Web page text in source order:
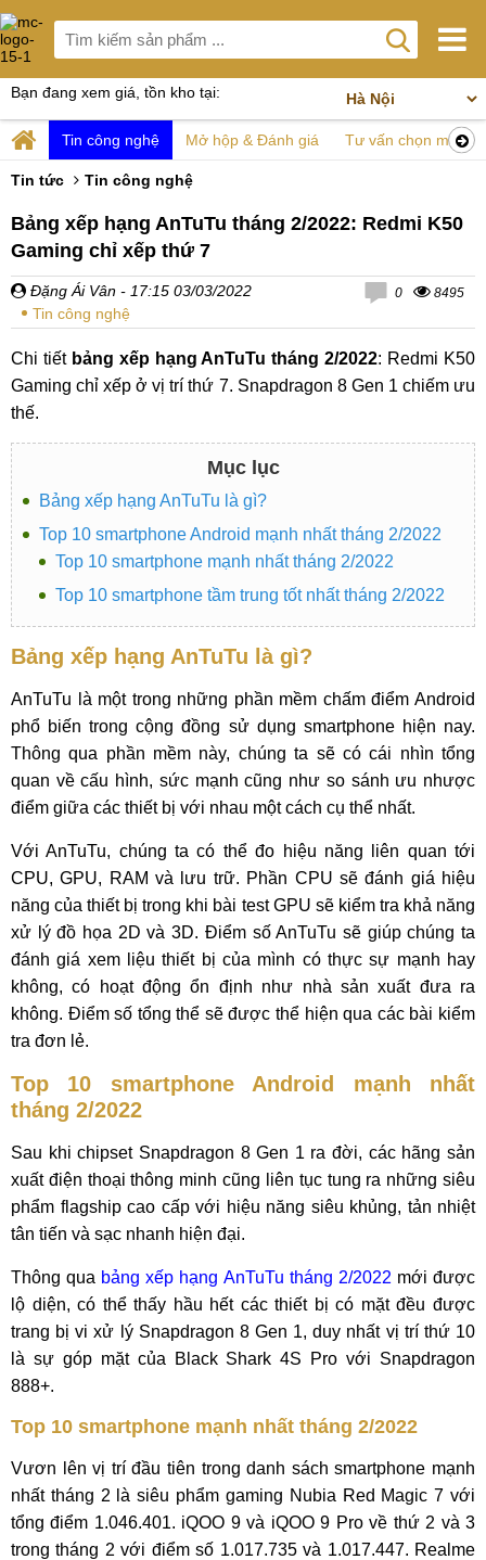
Bạn đang xem giá, tồn kho tại:
Tin công nghệ Mở hộp & Đánh giá Tư vấn chọn mua
Tin tức Tin công nghệ
Bảng xếp hạng AnTuTu tháng 2/2022: Redmi K50
Gaming chỉ xếp thứ 7
Đặng Ái Vân - 17:15 03/03/2022
Tin công nghệ
0 8495
Chi tiết bảng xếp hạng AnTuTu tháng 2/2022: Redmi K50
Gaming chỉ xếp ở vị trí thứ 7. Snapdragon 8 Gen 1 chiếm ưu
thế.
Mục lục
Bảng xếp hạng AnTuTu là gì?
Top 10 smartphone Android mạnh nhất tháng 2/2022
Top 10 smartphone mạnh nhất tháng 2/2022
Top 10 smartphone tầm trung tốt nhất tháng 2/2022
Bảng xếp hạng AnTuTu là gì?
AnTuTu là một trong những phần mềm chấm điểm Android
phổ biến trong cộng đồng sử dụng smartphone hiện nay.
Thông qua phần mềm này, chúng ta sẽ có cái nhìn tổng
quan về cấu hình, sức mạnh cũng như so sánh ưu nhược
điểm giữa các thiết bị với nhau một cách cụ thể nhất.
Với AnTuTu, chúng ta có thể đo hiệu năng liên quan tới
CPU, GPU, RAM và lưu trữ. Phần CPU sẽ đánh giá hiệu
năng của thiết bị trong khi bài test GPU sẽ kiểm tra khả năng
xử lý đồ họa 2D và 3D. Điểm số AnTuTu sẽ giúp chúng ta
đánh giá xem liệu thiết bị của mình có thực sự mạnh hay
không, có hoạt động ổn định như nhà sản xuất đưa ra
không. Điểm số tổng thể sẽ được thể hiện qua các bài kiểm
tra đơn lẻ.
Top 10 smartphone Android mạnh nhất
tháng 2/2022
Sau khi chipset Snapdragon 8 Gen 1 ra đời, các hãng sản
xuất điện thoại thông minh cũng liên tục tung ra những siêu
phẩm flagship cao cấp với hiệu năng siêu khủng, tản nhiệt
tân tiến và sạc nhanh hiện đại.
Thông qua bảng xếp hạng AnTuTu tháng 2/2022 mới được
lộ diện, có thể thấy hầu hết các thiết bị có mặt đều được
trang bị vi xử lý Snapdragon 8 Gen 1, duy nhất vị trí thứ 10
là sự góp mặt của Black Shark 4S Pro với Snapdragon
888+.
Top 10 smartphone mạnh nhất tháng 2/2022
Vươn lên vị trí đầu tiên trong danh sách smartphone mạnh
nhất tháng 2 là siêu phẩm gaming Nubia Red Magic 7 với
tổng điểm 1.046.401. iQOO 9 và iQOO 9 Pro về thứ 2 và 3
trong tháng 2 với điểm số 1.017.735 và 1.017.447. Realme